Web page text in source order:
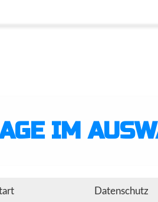
IM
Datenschutz